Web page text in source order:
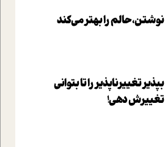
نوشتن، حالم را بهتر می‌کند
بپذير تغييرناپذير را تا بتواني
تغييرش دهي!‏